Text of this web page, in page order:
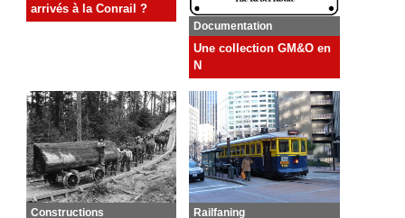
arrivés à la Conrail ?
Documentation
Une collection GM&O en
N
Constructions Railfaning